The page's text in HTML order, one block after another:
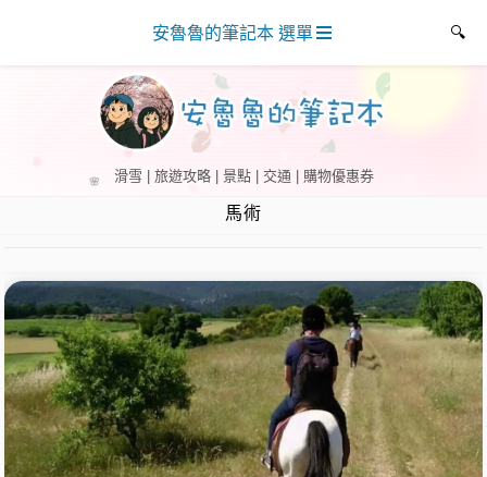
滑雪 | 旅遊攻略 | 景點 | 交通 | 購物優惠券
安魯魯的筆記本 選單
馬術